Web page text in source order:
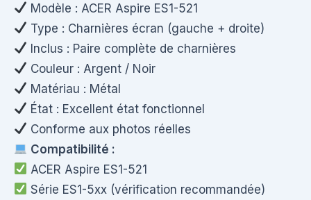
Modèle : ACER Aspire ES1-521
Type : Charnières écran (gauche + droite)
Inclus : Paire complète de charnières
Couleur : Argent / Noir
Matériau : Métal
État : Excellent état fonctionnel
Conforme aux photos réelles
Compatibilité :
ACER Aspire ES1-521
Série ES1-5xx (vérification recommandée)